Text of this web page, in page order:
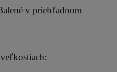
v priehľadnom